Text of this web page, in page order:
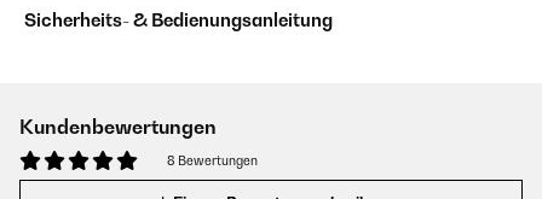
Sicherheits- & Bedienungsanleitung
Kundenbewertungen
8 Bewertungen